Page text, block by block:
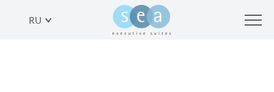
RU